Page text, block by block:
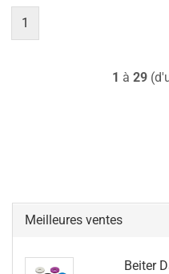
1
1 à 29
Meilleures ventes
Beiter